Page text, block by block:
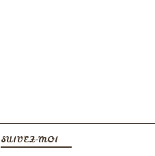
SUIVEZ-MOI